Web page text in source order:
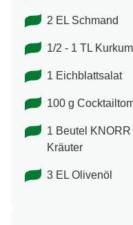
2 EL Schmand
1/2 - 1 TL
1 Eichblattsalat
100 g
1 Beutel
Kräuter
3 EL Olivenöl